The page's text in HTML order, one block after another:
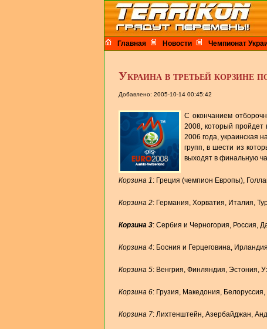
Главная Новости Чемпионат
Украина в третьей корзине
Добавлено: 2005-10-14 00:45:42
С окончанием
2008, который пройдет
2006 года, украинская
групп, в шести из
выходят в финальную
Корзина 1: Греция (чемпион Европы),
Корзина 2: Германия, Хорватия, Италия,
Корзина 3: Сербия и Черногория, Россия,
Корзина 4: Босния и Герцеговина,
Корзина 5: Венгрия, Финляндия, Эстония,
Корзина 6: Грузия, Македония,
Корзина 7: Лихтенштейн, Азербайджан,